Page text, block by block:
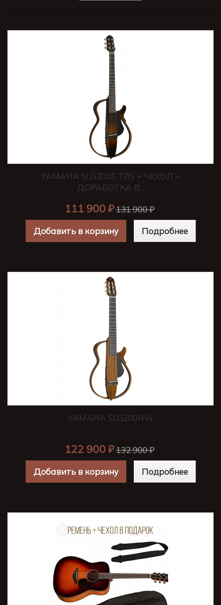
YAMAHA SLG200S TBS + ЧЕХОЛ +
ДОРАБОТКА В...
111 900 ₽131 900 ₽
Добавить в корзину Подробнее
YAMAHA SLG200NW
122 900 ₽132 900 ₽
Добавить в корзину Подробнее